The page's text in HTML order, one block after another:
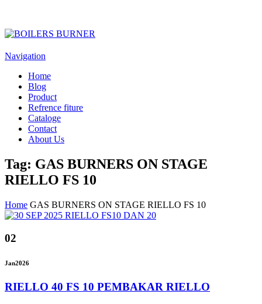
Navigation
Home
Blog
Product
Refrence fiture
Cataloge
Contact
About Us
Tag: GAS BURNERS ON STAGE
RIELLO FS 10
Home GAS BURNERS ON STAGE RIELLO FS 10
02
Jan2026
RIELLO 40 FS 10 PEMBAKAR RIELLO